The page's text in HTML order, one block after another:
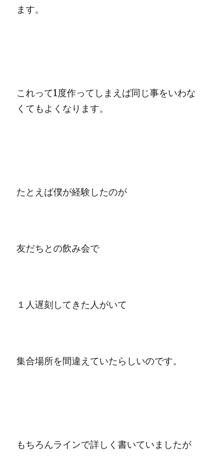
ます。
これって1度作ってしまえば同じ事をいわな
くてもよくなります。
たとえば僕が経験したのが
友だちとの飲み会で
１人遅刻してきた人がいて
集合場所を間違えていたらしいのです。
もちろんラインで詳しく書いていましたが